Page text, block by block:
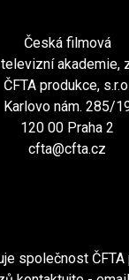
Česká filmová
akademie,
ČFTA produkce, s.r.o.
Karlovo nám. 285/
120 00 Praha 2
cfta@cfta.cz
společnost ČFTA